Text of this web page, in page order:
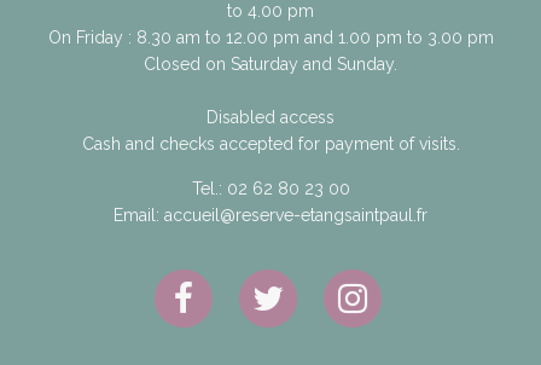
to 4.00 pm
On Friday : 8.30 am to 12.00 pm and 1.00 pm to 3.00 pm
Closed on Saturday and Sunday.
Disabled access
Cash and checks accepted for payment of visits.
Tel.: 02 62 80 23 00
Email: accueil@reserve-etangsaintpaul.fr